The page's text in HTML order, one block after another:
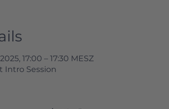
17:00 – 17:30 MESZ
Intro Session